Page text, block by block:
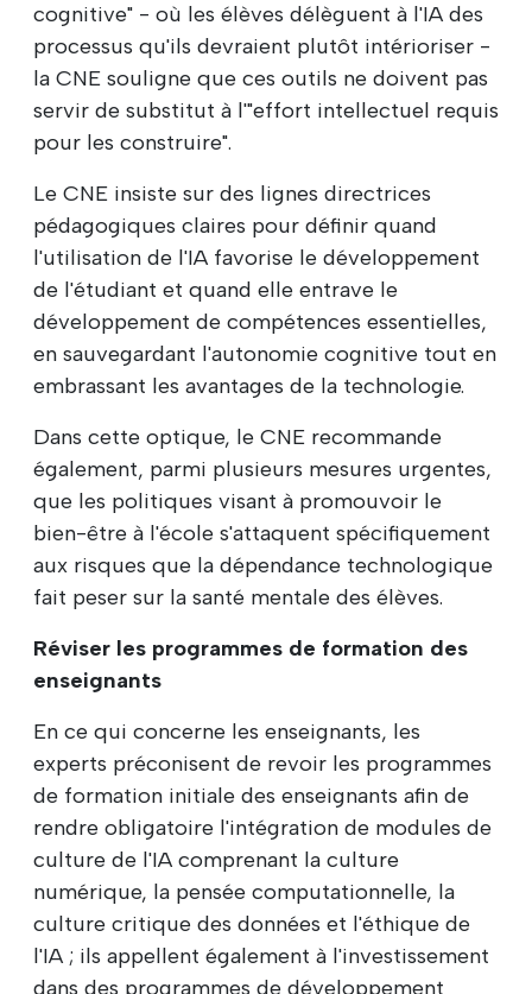
cognitive" - où les élèves délèguent à l'IA des
processus qu'ils devraient plutôt intérioriser -
la CNE souligne que ces outils ne doivent pas
servir de substitut à l'"effort intellectuel requis
pour les construire".
Le CNE insiste sur des lignes directrices
pédagogiques claires pour définir quand
l'utilisation de l'IA favorise le développement
de l'étudiant et quand elle entrave le
développement de compétences essentielles,
en sauvegardant l'autonomie cognitive tout en
embrassant les avantages de la technologie.
Dans cette optique, le CNE recommande
également, parmi plusieurs mesures urgentes,
que les politiques visant à promouvoir le
bien-être à l'école s'attaquent spécifiquement
aux risques que la dépendance technologique
fait peser sur la santé mentale des élèves.
Réviser les programmes de formation des
enseignants
En ce qui concerne les enseignants, les
experts préconisent de revoir les programmes
de formation initiale des enseignants afin de
rendre obligatoire l'intégration de modules de
culture de l'IA comprenant la culture
numérique, la pensée computationnelle, la
culture critique des données et l'éthique de
l'IA ; ils appellent également à l'investissement
dans des programmes de développement